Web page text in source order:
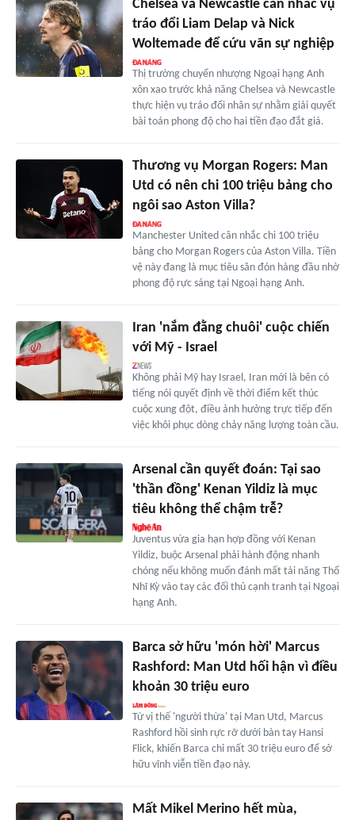
Chelsea và Newcastle cân nhắc vụ
tráo đổi Liam Delap và Nick
Woltemade để cứu vãn sự nghiệp
Thị trường chuyển nhượng Ngoại hạng Anh
xôn xao trước khả năng Chelsea và Newcastle
thực hiện vụ tráo đổi nhân sự nhằm giải quyết
bài toán phong độ cho hai tiền đạo đắt giá.
Thương vụ Morgan Rogers: Man
Utd có nên chi 100 triệu bảng cho
ngôi sao Aston Villa?
Manchester United cân nhắc chi 100 triệu
bảng cho Morgan Rogers của Aston Villa. Tiền
vệ này đang là mục tiêu săn đón hàng đầu nhờ
phong độ rực sáng tại Ngoại hạng Anh.
Iran 'nắm đằng chuôi' cuộc chiến
với Mỹ - Israel
Không phải Mỹ hay Israel, Iran mới là bên có
tiếng nói quyết định về thời điểm kết thúc
cuộc xung đột, điều ảnh hưởng trực tiếp đến
việc khôi phục dòng chảy năng lượng toàn cầu.
Arsenal cần quyết đoán: Tại sao
'thần đồng' Kenan Yildiz là mục
tiêu không thể chậm trễ?
Juventus vừa gia hạn hợp đồng với Kenan
Yildiz, buộc Arsenal phải hành động nhanh
chóng nếu không muốn đánh mất tài năng Thổ
Nhĩ Kỳ vào tay các đối thủ cạnh tranh tại Ngoại
hạng Anh.
Barca sở hữu 'món hời' Marcus
Rashford: Man Utd hối hận vì điều
khoản 30 triệu euro
Từ vị thế 'người thừa' tại Man Utd, Marcus
Rashford hồi sinh rực rỡ dưới bàn tay Hansi
Flick, khiến Barca chỉ mất 30 triệu euro để sở
hữu vĩnh viễn tiền đạo này.
Mất Mikel Merino hết mùa,